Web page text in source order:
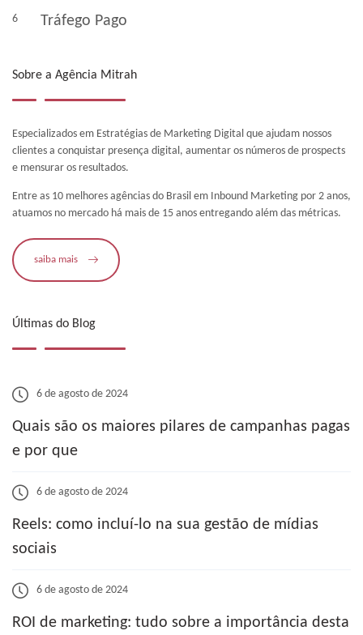
6 Tráfego Pago
Sobre a Agência Mitrah
Especializados em Estratégias de Marketing Digital que ajudam nossos
clientes a conquistar presença digital, aumentar os números de prospects
e mensurar os resultados.
Entre as 10 melhores agências do Brasil em Inbound Marketing por 2 anos,
atuamos no mercado há mais de 15 anos entregando além das métricas.
saiba mais
Últimas do Blog
6 de agosto de 2024
Quais são os maiores pilares de campanhas pagas
e por que
6 de agosto de 2024
Reels: como incluí-lo na sua gestão de mídias
sociais
6 de agosto de 2024
ROI de marketing: tudo sobre a importância desta